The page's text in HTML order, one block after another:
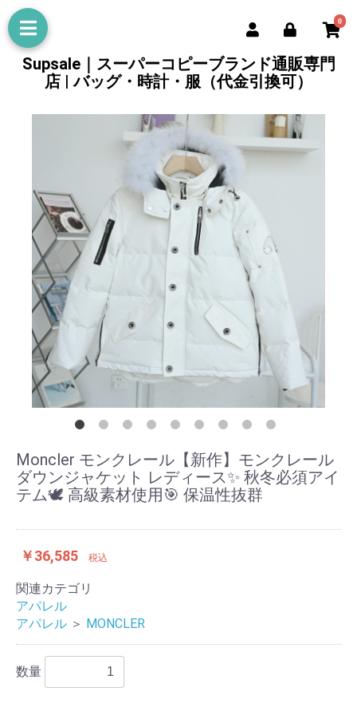
0
Supsale｜スーパーコピーブランド通販専門
店 | バッグ・時計・服（代金引換可）
Moncler モンクレール【新作】モンクレール
ダウンジャケット レディース✨ 秋冬必須アイ
テム🕊️ 高級素材使用🎯 保温性抜群
￥36,585 税込
関連カテゴリ
アパレル
アパレル ＞ MONCLER
数量